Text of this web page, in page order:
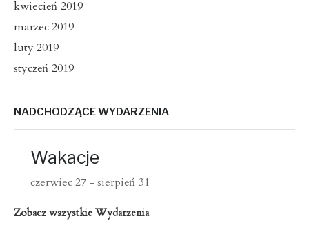
kwiecień 2019
marzec 2019
luty 2019
styczeń 2019
NADCHODZĄCE WYDARZENIA
Wakacje
czerwiec 27 - sierpień 31
Zobacz wszystkie Wydarzenia